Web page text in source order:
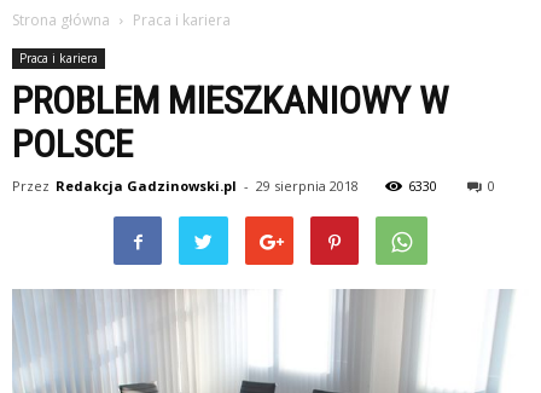
Strona główna Praca i kariera
Praca i kariera
PROBLEM MIESZKANIOWY W
POLSCE
Przez Redakcja Gadzinowski.pl - 29 sierpnia 2018 6330 0